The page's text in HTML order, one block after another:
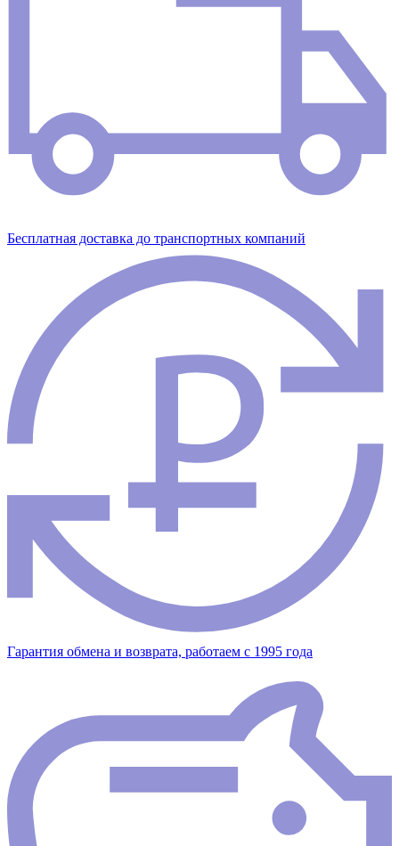
Бесплатная доставка до транспортных компаний
Гарантия обмена и возврата, работаем с 1995 года